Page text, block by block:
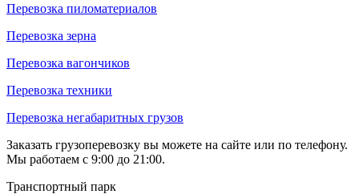
Перевозка пиломатериалов
Перевозка зерна
Перевозка вагончиков
Перевозка техники
Перевозка негабаритных грузов
Заказать грузоперевозку вы можете на сайте или по телефону.
Мы работаем с 9:00 до 21:00.
Транспортный парк